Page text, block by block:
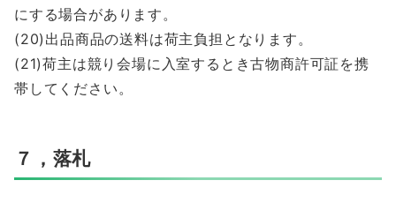
にする場合があります。
(20)出品商品の送料は荷主負担となります。
(21)荷主は競り会場に入室するとき古物商許可証を携
帯してください。
７，落札